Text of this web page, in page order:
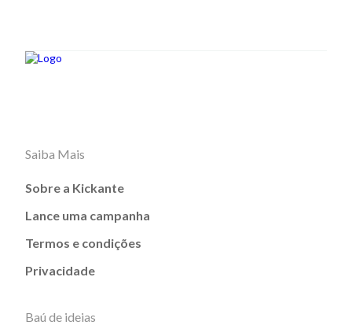
Saiba Mais
Sobre a Kickante
Lance uma campanha
Termos e condições
Privacidade
Baú de ideias